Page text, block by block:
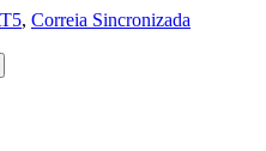
, Correia Sincronizada